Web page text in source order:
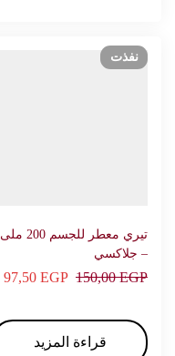
نفذت
تيري معطر للجسم 200 ملى
– جلاكسي
150,00EGP
97,50 EGP
قراءة المزيد